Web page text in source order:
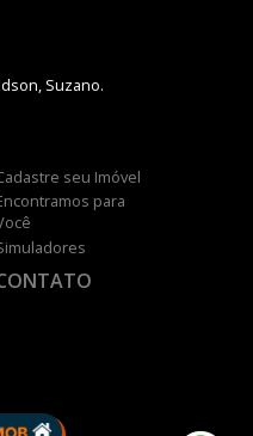
Suzano.
seu Imóvel
para